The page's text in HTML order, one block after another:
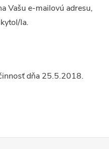
Vašu e-mailovú adresu,
la.
dňa 25.5.2018.